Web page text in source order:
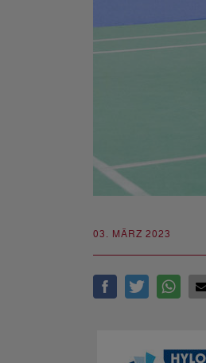
03. MÄRZ 2023